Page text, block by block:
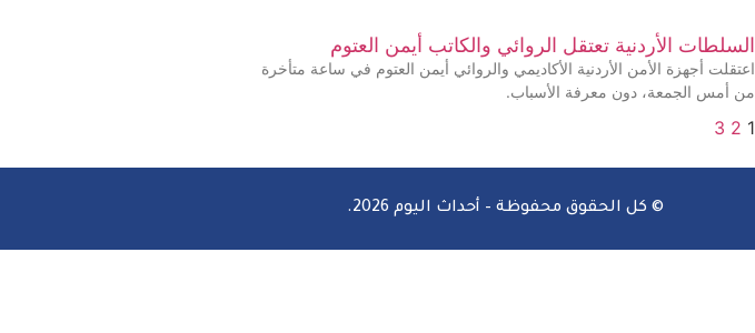
السلطات الأردنية تعتقل الروائي والكاتب أيمن العتوم
اعتقلت أجهزة الأمن الأردنية الأكاديمي والروائي أيمن العتوم في ساعة متأخرة
من أمس الجمعة، دون معرفة الأسباب.
1
2
3
© كل الحقوق محفوظة – أحداث اليوم 2026.